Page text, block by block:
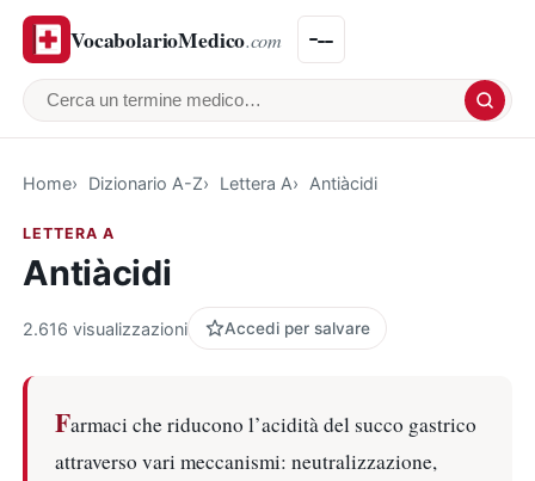
VocabolarioMedico.com
Cerca un termine medico
Home Dizionario A-Z Lettera A Antiàcidi
LETTERA A
Antiàcidi
2.616 visualizzazioni Accedi per salvare
Farmaci che riducono l’acidità del succo gastrico
attraverso vari meccanismi: neutralizzazione,